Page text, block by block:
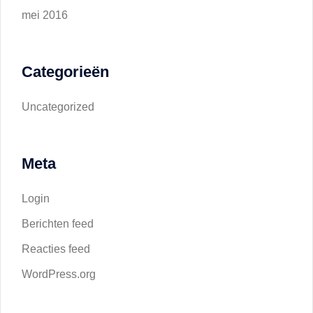
mei 2016
Categorieën
Uncategorized
Meta
Login
Berichten feed
Reacties feed
WordPress.org